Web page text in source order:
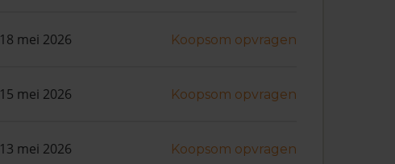
18 mei 2026 Koopsom opvragen
15 mei 2026 Koopsom opvragen
13 mei 2026 Koopsom opvragen